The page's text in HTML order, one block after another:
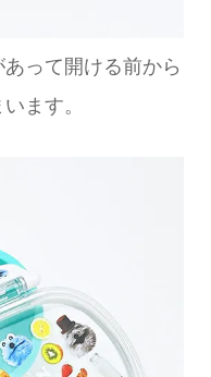
って開ける前から
ます。